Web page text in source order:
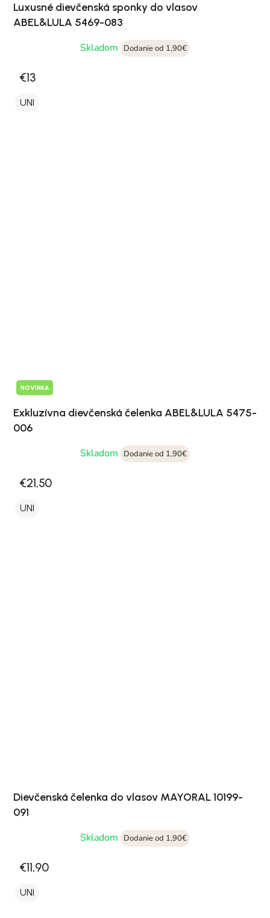
Luxusné dievčenská sponky do vlasov
ABEL&LULA 5469-083
Skladom
Dodanie od 1,90€
€13
UNI
NOVINKA
Exkluzívna dievčenská čelenka ABEL&LULA 5475-
006
Skladom
Dodanie od 1,90€
€21,50
UNI
Dievčenská čelenka do vlasov MAYORAL 10199-
091
Skladom
Dodanie od 1,90€
€11,90
UNI